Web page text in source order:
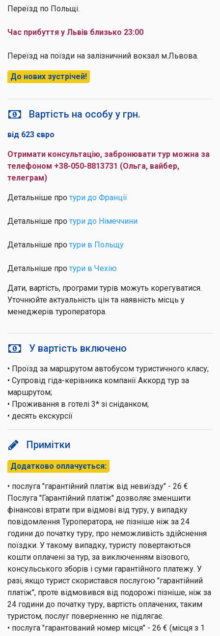
Переїзд по Польщі.
Час прибуття у Львів близько 23:00
Переїзд на поїзди на залізничний вокзал м.Львова.
До нових зустрічей!
Вартість на особу у грн.
від 623 євро
Отримати консультацію, забронювати тур можна за
телефоном +38-050-8813731 (Ольга, вайбер,
телеграм)
Детальніше про тури до Франції
Детальніше про тури до Німеччини
Детальніше про тури в Польщу
Детальніше про тури в Чехію
Дати, вартість, програми турів можуть корегуватися.
Уточнюйте актуальність цін та наявність місць у
менеджерів туроператора.
У вартість включено
• Проїзд за маршрутом автобусом туристичного класу;
• Супровід гіда-керівника компанії Аккорд тур за
маршрутом;
• Проживання в готелі 3* зі сніданком;
• десять екскурсії
Примітки
Додатково оплачується:
• послуга "гарантійний платіж від невиїзду" - 26 €
Послуга "Гарантійний платіж" дозволяє зменшити
фінансові втрати при відмові від туру, у випадку
повідомлення Туроператора, не пізніше ніж за 24
години до початку туру, про неможливість здійснення
поїздки. У такому випадку, туристу повертаються
кошти оплачені за тур, за виключенням візового,
консульського зборів і суми гарантійного платежу. У
разі, якщо турист скористався послугою "гарантійний
платіж", проте відмовився від подорожі пізніше, ніж за
24 години до початку туру, вартість оплачених, таким
туристом, послуг поверненню не підлягає.
• послуга "гарантований номер місця" - 26 € (місця з 1